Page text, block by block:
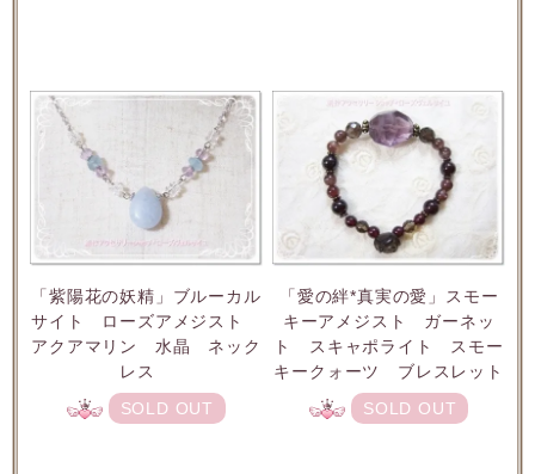
「紫陽花の妖精」ブルーカル
サイト ローズアメジスト
アクアマリン 水晶 ネック
レス
SOLD OUT
「愛の絆*真実の愛」スモー
キーアメジスト ガーネッ
ト スキャポライト スモー
キークォーツ ブレスレット
SOLD OUT